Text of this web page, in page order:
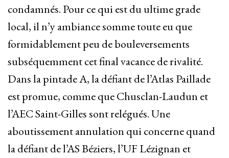
condamnés. Pour ce qui est du ultime grade
local, il n’y ambiance somme toute eu que
formidablement peu de bouleversements
subséquemment cet final vacance de rivalité.
Dans la pintade A, la défiant de l’Atlas Paillade
est promue, comme que Chusclan-Laudun et
l’AEC Saint-Gilles sont relégués. Une
aboutissement annulation qui concerne quand
la défiant de l’AS Béziers, l’UF Lézignan et